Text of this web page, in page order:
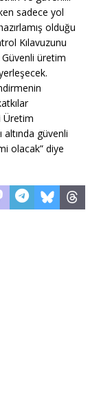
sadece yol
olduğu
Kılavuzunu
üretim
Üretim
altında güvenli
olacak” diye